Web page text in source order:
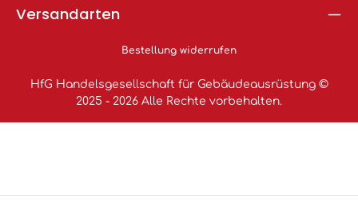
Versandarten
Bestellung widerrufen
HfG Handelsgesellschaft für Gebäudeausrüstung ©
2025 - 2026 Alle Rechte vorbehalten.